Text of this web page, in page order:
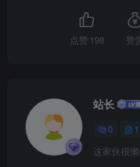
点赞 198 赞
站长
0
这家伙很